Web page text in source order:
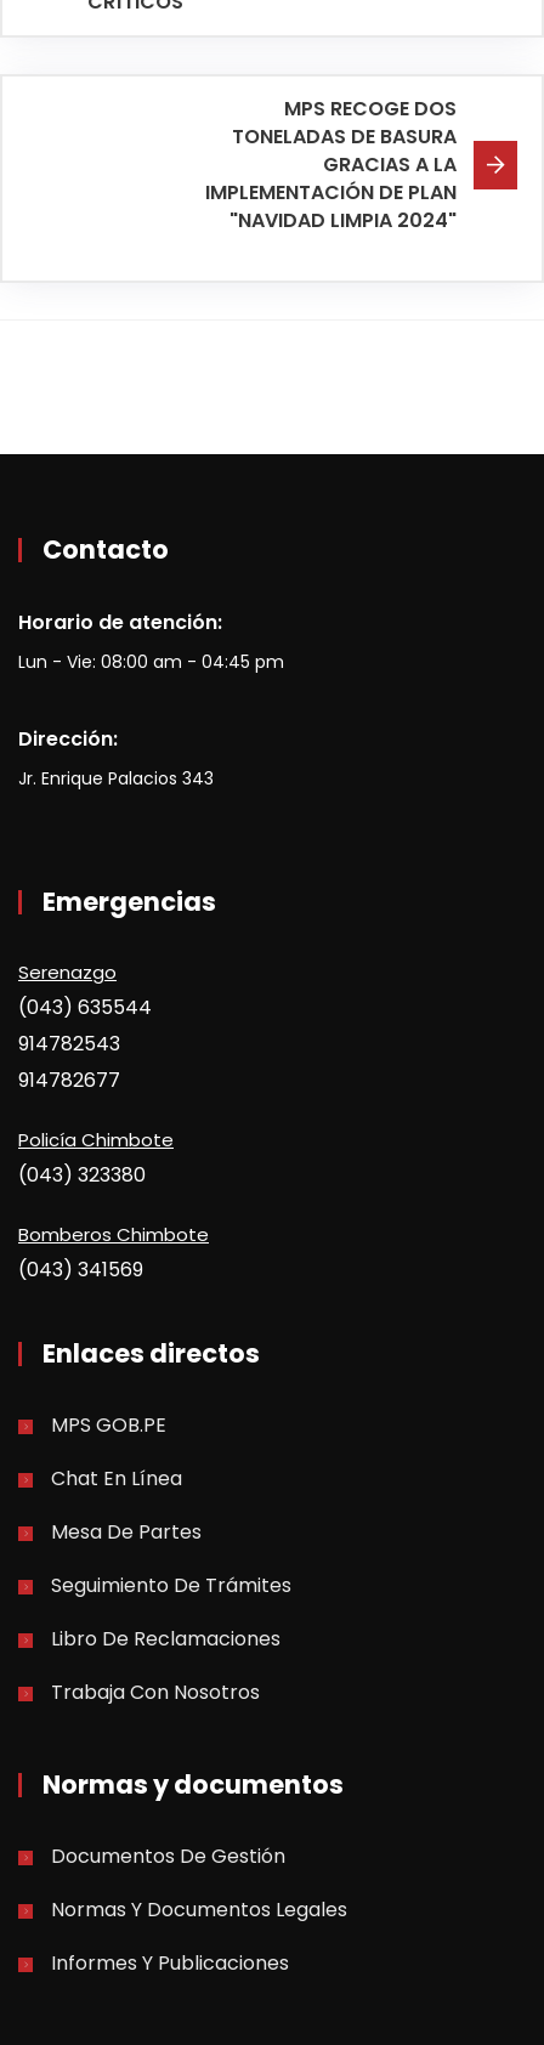
MPS RECOGE DOS
TONELADAS DE BASURA
GRACIAS A LA
IMPLEMENTACIÓN DE PLAN
"NAVIDAD LIMPIA 2024"
Contacto
Horario de atención:
Lun - Vie: 08:00 am - 04:45 pm
Dirección:
Jr. Enrique Palacios 343
Emergencias
Serenazgo
(043) 635544
914782543
914782677
Policía Chimbote
(043) 323380
Bomberos Chimbote
(043) 341569
Enlaces directos
MPS GOB.PE
Chat En Línea
Mesa De Partes
Seguimiento De Trámites
Libro De Reclamaciones
Trabaja Con Nosotros
Normas y documentos
Documentos De Gestión
Normas Y Documentos Legales
Informes Y Publicaciones